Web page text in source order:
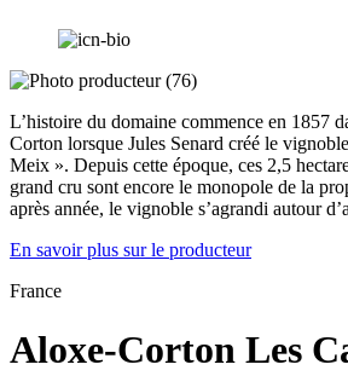
L’histoire du domaine commence en 1857
Corton lorsque Jules Senard créé le
Meix ». Depuis cette époque, ces 2,5
grand cru sont encore le monopole de la
après année, le vignoble s’agrandi autour
En savoir plus sur le producteur
France
Aloxe-Corton Les